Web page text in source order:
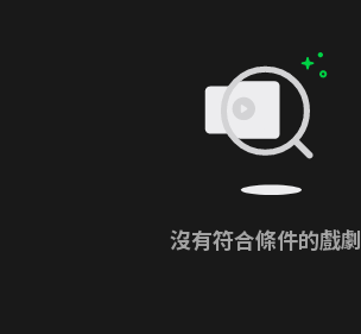
沒有符合條件的戲劇